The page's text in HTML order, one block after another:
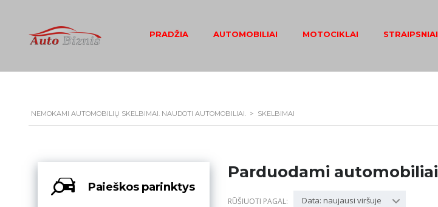
PRADŽIA AUTOMOBILIAI MOTOCIKLAI STRAIPSNIAI
NEMOKAMI AUTOMOBILIŲ SKELBIMAI. NAUDOTI AUTOMOBILIAI. > SKELBIMAI
Paieškos parinktys
Parduodami automobiliai
RŪŠIUOTI PAGAL: Data: naujausi viršuje